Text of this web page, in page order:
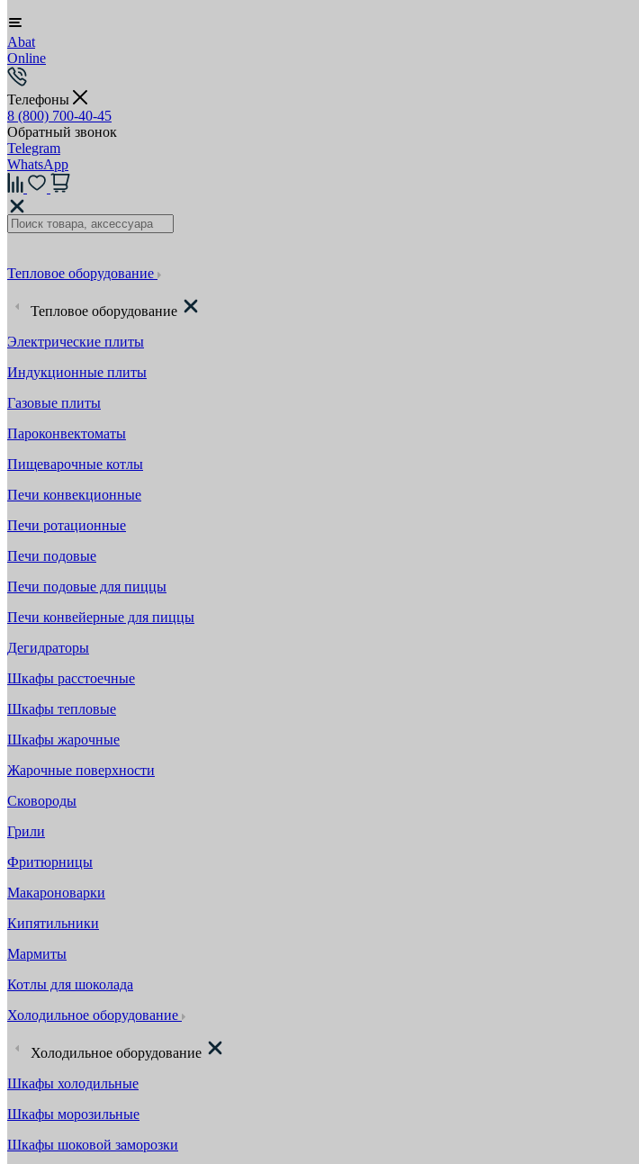
Abat
Online
Телефоны
8 (800) 700-40-45
Обратный звонок
Telegram
WhatsApp
Тепловое оборудование
Тепловое оборудование
Электрические плиты
Индукционные плиты
Газовые плиты
Пароконвектоматы
Пищеварочные котлы
Печи конвекционные
Печи ротационные
Печи подовые
Печи подовые для пиццы
Печи конвейерные для пиццы
Дегидраторы
Шкафы расстоечные
Шкафы тепловые
Шкафы жарочные
Жарочные поверхности
Сковороды
Грили
Фритюрницы
Макароноварки
Кипятильники
Мармиты
Котлы для шоколада
Холодильное оборудование
Холодильное оборудование
Шкафы холодильные
Шкафы морозильные
Шкафы шоковой заморозки